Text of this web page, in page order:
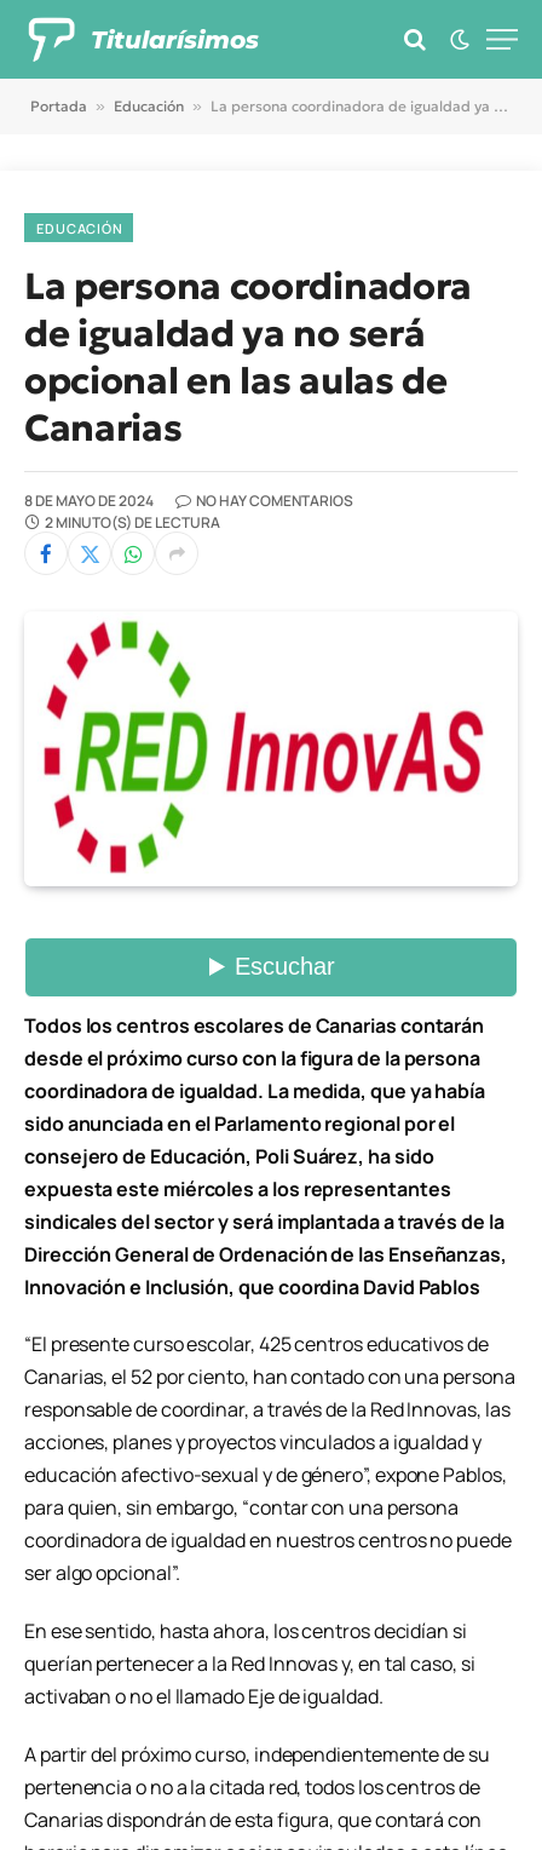
Titularísimos
Portada » Educación » La persona coordinadora de igualdad ya no será opcional en las aulas de Canarias
EDUCACIÓN
La persona coordinadora
de igualdad ya no será
opcional en las aulas de
Canarias
8 DE MAYO DE 2024
NO HAY COMENTARIOS
2 MINUTO(S) DE LECTURA
Todos los centros escolares de Canarias contarán
desde el próximo curso con la figura de la persona
coordinadora de igualdad. La medida, que ya había
sido anunciada en el Parlamento regional por el
consejero de Educación, Poli Suárez, ha sido
expuesta este miércoles a los representantes
sindicales del sector y será implantada a través de la
Dirección General de Ordenación de las Enseñanzas,
Innovación e Inclusión, que coordina David Pablos
“El presente curso escolar, 425 centros educativos de
Canarias, el 52 por ciento, han contado con una persona
responsable de coordinar, a través de la Red Innovas, las
acciones, planes y proyectos vinculados a igualdad y
educación afectivo-sexual y de género”, expone Pablos,
para quien, sin embargo, “contar con una persona
coordinadora de igualdad en nuestros centros no puede
ser algo opcional”.
En ese sentido, hasta ahora, los centros decidían si
querían pertenecer a la Red Innovas y, en tal caso, si
activaban o no el llamado Eje de igualdad.
A partir del próximo curso, independientemente de su
pertenencia o no a la citada red, todos los centros de
Canarias dispondrán de esta figura, que contará con